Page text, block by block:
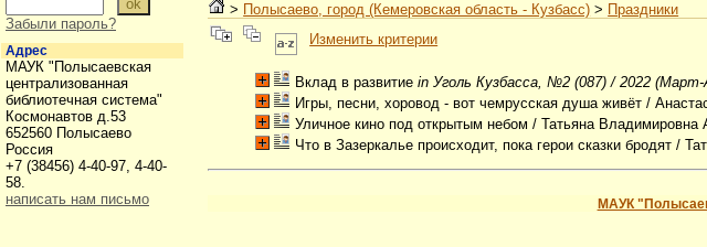
> Полысаево, город (Кемеровская область - Кузбасс) > Праздники
Изменить критерии
Вклад в развитие in Уголь Кузбасса, №2 (087) / 2022 (Март-
Игры, песни, хоровод - вот чемрусская душа живёт /
Уличное кино под открытым небом / Татьяна Владимировна
Что в Зазеркалье происходит, пока герои сказки бродят /
МАУК
Забыли пароль?
Адрес
МАУК "Полысаевская
централизованная
библиотечная система"
Космонавтов д.53
652560 Полысаево
Россия
+7 (38456) 4-40-97, 4-40-
58.
написать нам письмо